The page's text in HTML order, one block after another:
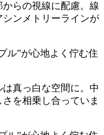
らの視線に配慮。線
ンメトリーラインが
真っ白な空間に。中
を相乗し合っていま